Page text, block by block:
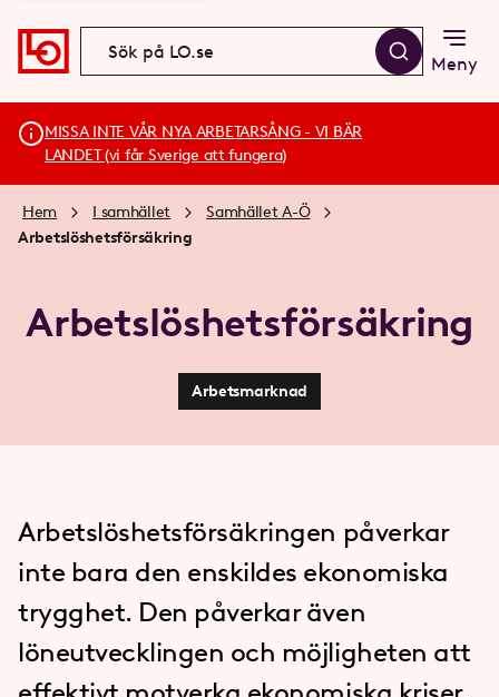
Meny
MISSA INTE VÅR NYA ARBETARSÅNG - VI BÄR
LANDET (vi får Sverige att fungera)
Hem I samhället
Samhället A-Ö
Arbetslöshetsförsäkring
Arbetslöshetsförsäkring
Arbetsmarknad
Arbetslöshetsförsäkringen påverkar
inte bara den enskildes ekonomiska
trygghet. Den påverkar även
löneutvecklingen och möjligheten att